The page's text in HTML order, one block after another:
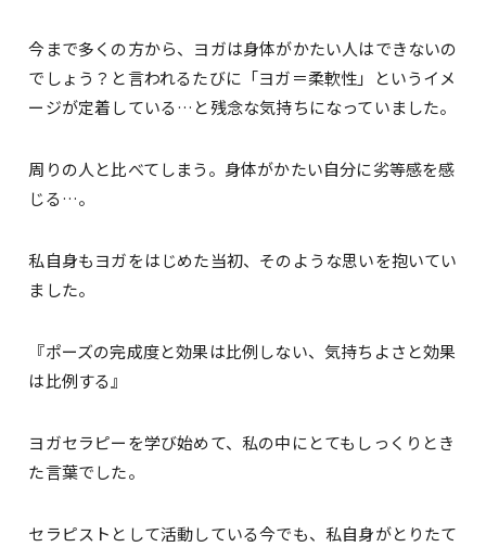
今まで多くの方から、ヨガは身体がかたい人はできないの
でしょう？と言われるたびに「ヨガ＝柔軟性」というイメ
ージが定着している…と残念な気持ちになっていました。
周りの人と比べてしまう。身体がかたい自分に劣等感を感
じる…。
私自身もヨガをはじめた当初、そのような思いを抱いてい
ました。
『ポーズの完成度と効果は比例しない、気持ちよさと効果
は比例する』
ヨガセラピーを学び始めて、私の中にとてもしっくりとき
た言葉でした。
セラピストとして活動している今でも、私自身がとりたて